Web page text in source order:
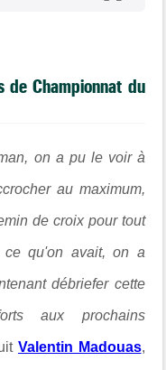
Championnat du
on a pu le voir à
au maximum,
de croix pour tout
ce qu'on avait, on a
débriefer cette
aux prochains
Valentin Madouas,